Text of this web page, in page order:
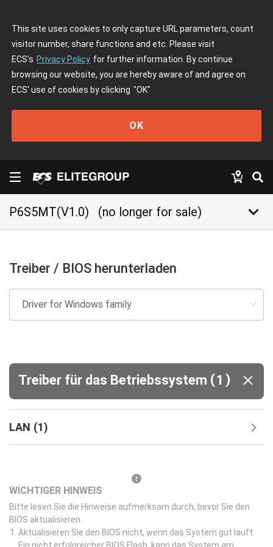
This site uses cookies to only capture URL parameters, count
visitor number, share functions and etc. Please visit
ECS's Privacy Policy for further information. By continue
browsing our website, you are hereby aware of and agree on
ECS' use of cookies by clicking "OK"
OK
P6S5MT(V1.0) (no longer for sale) keyboard_arrow_down
Treiber / BIOS herunterladen
Treiber für das Betriebssystem (1 )
LAN (1)
WICHTIGER HINWEIS
Bitte lesen Sie die Hinweise aufmerksam durch, bevor Sie den
BIOS aktualisieren.
Aktualisieren Sie den BIOS nicht, wenn das System gut lauft.